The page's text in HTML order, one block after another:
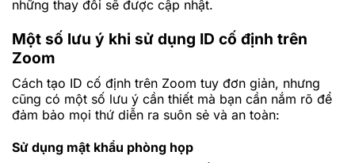
những thay đổi sẽ được cập nhật.
Một số lưu ý khi sử dụng ID cố định trên
Zoom
Cách tạo ID cố định trên Zoom tuy đơn giản, nhưng
cũng có một số lưu ý cần thiết mà bạn cần nắm rõ để
đảm bảo mọi thứ diễn ra suôn sẻ và an toàn:
Sử dụng mật khẩu phòng họp